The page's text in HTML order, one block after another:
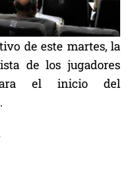
de este martes, la
de los jugadores
el inicio del